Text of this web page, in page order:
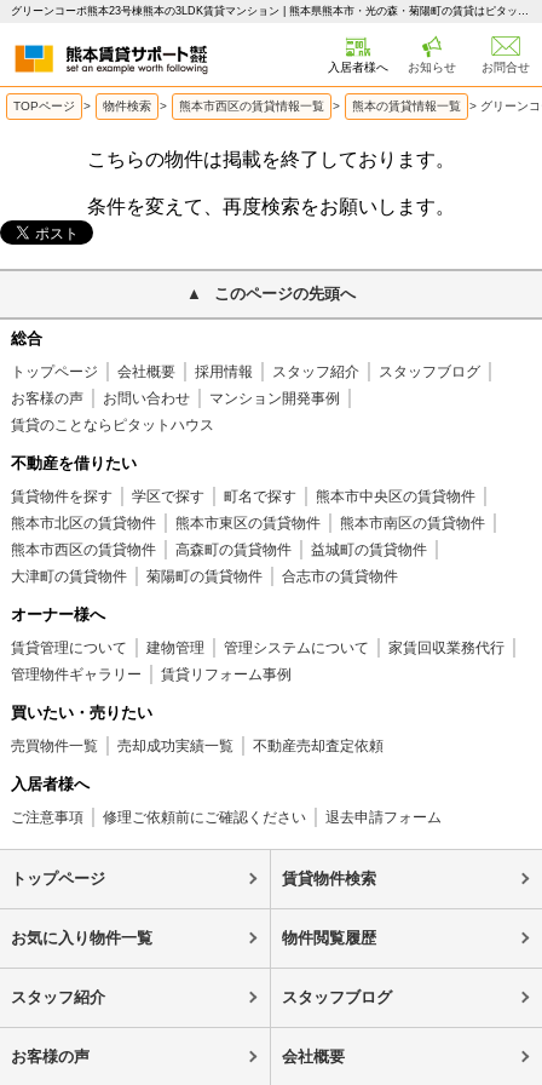
グリーンコーポ熊本23号棟熊本の3LDK賃貸マンション | 熊本県熊本市・光の森・菊陽町の賃貸はピタットハウス 熊本賃貸サポート
入居者様へ お知らせ お問合せ
TOPページ > 物件検索 > 熊本市西区の賃貸情報一覧 > 熊本の賃貸情報一覧 > グリーン
こちらの物件は掲載を終了しております。
条件を変えて、再度検索をお願いします。
このページの先頭へ
総合
トップページ 会社概要 採用情報 スタッフ紹介
スタッフブログ
お客様の声
お問い合わせ
マンション開発事例
賃貸のことならピタットハウス
不動産を借りたい
賃貸物件を探す 学区で探す 町名で探す
熊本市中央区の賃貸物件
熊本市北区の賃貸物件
熊本市東区の賃貸物件
熊本市南区の賃貸物件
熊本市西区の賃貸物件
高森町の賃貸物件
益城町の賃貸物件
大津町の賃貸物件
菊陽町の賃貸物件 合志市の賃貸物件
オーナー様へ
賃貸管理について 建物管理 管理システムについて
家賃回収業務代行
管理物件ギャラリー
賃貸リフォーム事例
買いたい・売りたい
売買物件一覧 売却成功実績一覧 不動産売却査定依頼
入居者様へ
ご注意事項 修理ご依頼前にご確認ください 退去申請フォーム
トップページ 賃貸物件検索
お気に入り物件一覧 物件閲覧履歴
スタッフ紹介 スタッフブログ
お客様の声 会社概要